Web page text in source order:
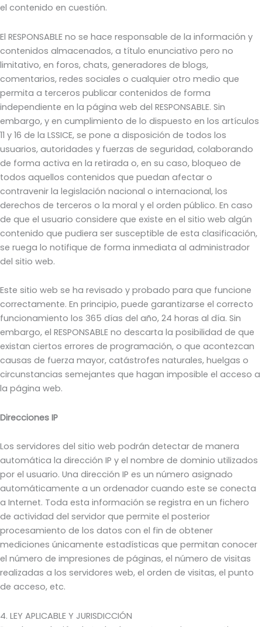
el contenido en cuestión.
El RESPONSABLE no se hace responsable de la información y
contenidos almacenados, a título enunciativo pero no
limitativo, en foros, chats, generadores de blogs,
comentarios, redes sociales o cualquier otro medio que
permita a terceros publicar contenidos de forma
independiente en la página web del RESPONSABLE. Sin
embargo, y en cumplimiento de lo dispuesto en los artículos
11 y 16 de la LSSICE, se pone a disposición de todos los
usuarios, autoridades y fuerzas de seguridad, colaborando
de forma activa en la retirada o, en su caso, bloqueo de
todos aquellos contenidos que puedan afectar o
contravenir la legislación nacional o internacional, los
derechos de terceros o la moral y el orden público. En caso
de que el usuario considere que existe en el sitio web algún
contenido que pudiera ser susceptible de esta clasificación,
se ruega lo notifique de forma inmediata al administrador
del sitio web.
Este sitio web se ha revisado y probado para que funcione
correctamente. En principio, puede garantizarse el correcto
funcionamiento los 365 días del año, 24 horas al día. Sin
embargo, el RESPONSABLE no descarta la posibilidad de que
existan ciertos errores de programación, o que acontezcan
causas de fuerza mayor, catástrofes naturales, huelgas o
circunstancias semejantes que hagan imposible el acceso a
la página web.
Direcciones IP
Los servidores del sitio web podrán detectar de manera
automática la dirección IP y el nombre de dominio utilizados
por el usuario. Una dirección IP es un número asignado
automáticamente a un ordenador cuando este se conecta
a Internet. Toda esta información se registra en un fichero
de actividad del servidor que permite el posterior
procesamiento de los datos con el fin de obtener
mediciones únicamente estadísticas que permitan conocer
el número de impresiones de páginas, el número de visitas
realizadas a los servidores web, el orden de visitas, el punto
de acceso, etc.
4. LEY APLICABLE Y JURISDICCIÓN